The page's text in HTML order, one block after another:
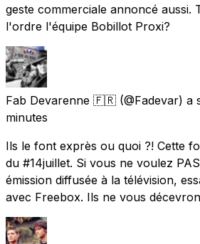
geste commerciale annoncé aussi.
l'ordre l'équipe Bobillot Proxi?
Fab Devarenne 🇫🇷 (@Fadevar) a
minutes
Ils le font exprès ou quoi ?! Cette
du #14juillet. Si vous ne voulez
émission diffusée à la télévision,
avec Freebox. Ils ne vous